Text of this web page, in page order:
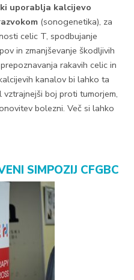
uporablja kalcijevo
(sonogenetika), za
celic T, spodbujanje
in zmanjševanje škodljivih
rakavih celic in
kanalov bi lahko ta
boj proti tumorjem,
bolezni. Več si lahko
SIMPOZIJ CFGBC